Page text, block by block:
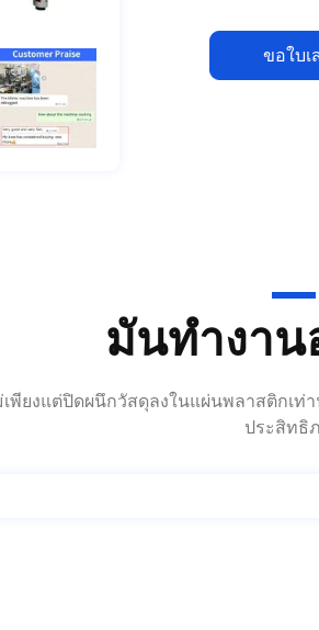
ขอใบ
มันทำงาน
ยงแต่ปิดผนึกวัสดุลงในแผ่นพลาสติกเ
ประสิทธิ